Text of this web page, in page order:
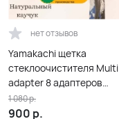
нет отзывов
Yamakachi щетка
стеклоочистителя Multi
adapter 8 адаптеров
бескаркасная 500мм
900 р.
1 080р.